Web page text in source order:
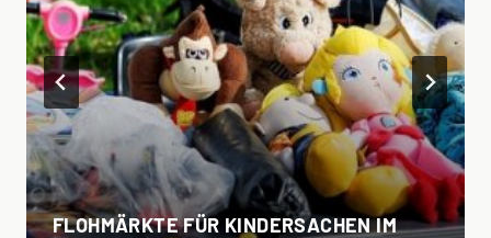
FLOHMÄRKTE FÜR KINDERSACHEN IM